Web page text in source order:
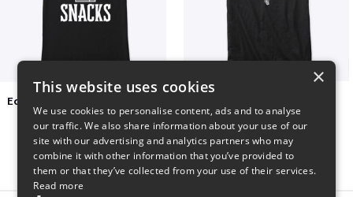
Easily Distracted by Snacks
$20 $30
×
This website uses cookies
We use cookies to personalise content, ads and to analyse
our traffic. We also share information about your use of our
site with our advertising and analytics partners who may
combine it with other information that you’ve provided to
them or that they’ve collected from your use of their services.
Read more